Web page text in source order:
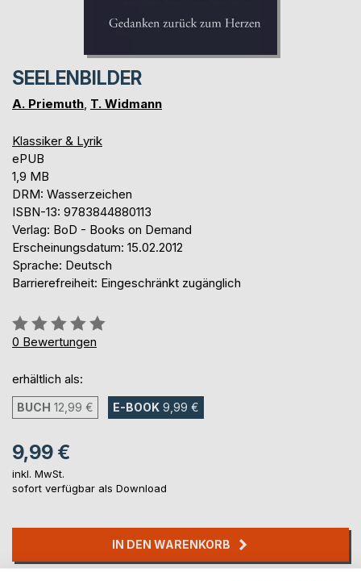
SEELENBILDER
A. Priemuth, T. Widmann
Klassiker & Lyrik
ePUB
1,9 MB
DRM: Wasserzeichen
ISBN-13: 9783844880113
Verlag: BoD - Books on Demand
Erscheinungsdatum: 15.02.2012
Sprache: Deutsch
Barrierefreiheit: Eingeschränkt zugänglich
Bewertung::
0%
0 Bewertungen
erhältlich als:
BUCH 12,99 € E-BOOK 9,99 €
9,99 €
inkl. MwSt.
sofort verfügbar als Download
IN DEN WARENKORB